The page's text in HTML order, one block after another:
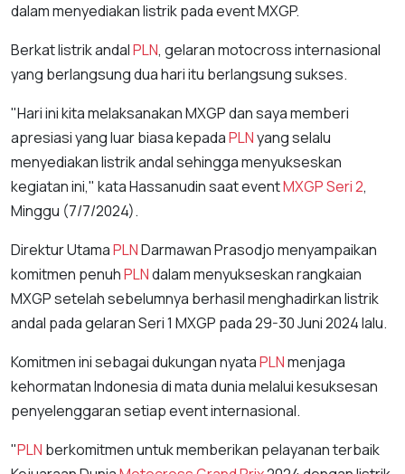
dalam menyediakan listrik pada event MXGP.
Berkat listrik andalPLN, gelaran motocross internasional
yang berlangsung dua hari itu berlangsung sukses.
"Hari ini kita melaksanakan MXGP dan saya memberi
apresiasi yang luar biasa kepadaPLNyang selalu
menyediakan listrik andal sehingga menyukseskan
kegiatan ini," kata Hassanudin saat eventMXGP Seri 2,
Minggu (7/7/2024).
Direktur UtamaPLNDarmawan Prasodjo menyampaikan
komitmen penuhPLNdalam menyukseskan rangkaian
MXGP setelah sebelumnya berhasil menghadirkan listrik
andal pada gelaran Seri 1 MXGP pada 29-30 Juni 2024 lalu.
Komitmen ini sebagai dukungan nyataPLNmenjaga
kehormatan Indonesia di mata dunia melalui kesuksesan
penyelenggaran setiap event internasional.
"PLN berkomitmen untuk memberikan pelayanan terbaik